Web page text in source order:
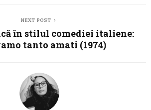
NEXT POST
în stilul comediei italiene:
tanto amati (1974)